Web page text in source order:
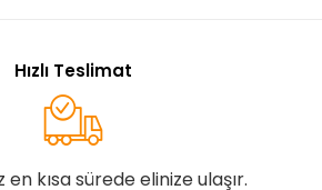
Hızlı Teslimat
en kısa sürede elinize ulaşır.